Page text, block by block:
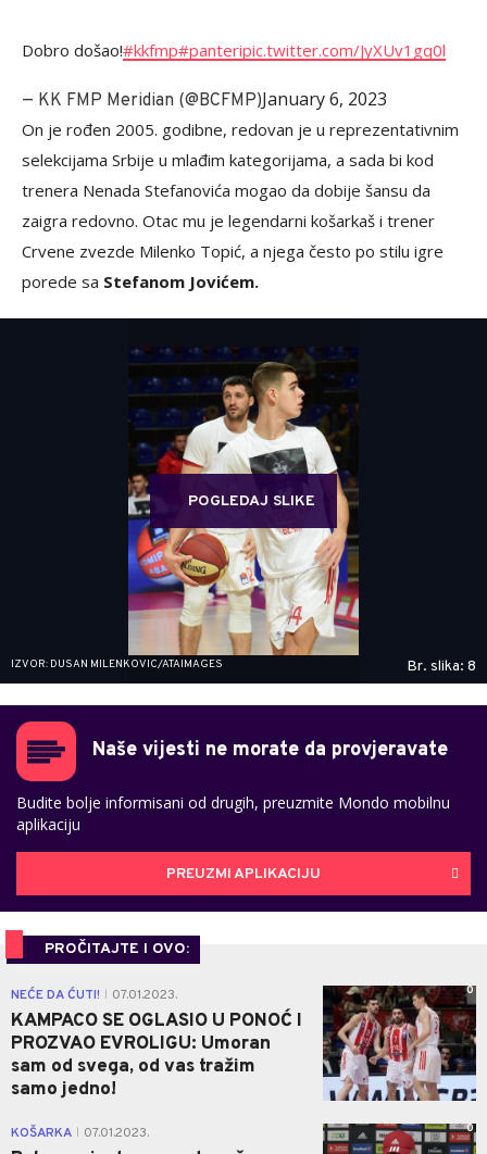
Dobro došao!#kkfmp#panteripic.twitter.com/JyXUv1gq0l
— KK FMP Meridian (@BCFMP)January 6, 2023
On je rođen 2005. godibne, redovan je u reprezentativnim
selekcijama Srbije u mlađim kategorijama, a sada bi kod
trenera Nenada Stefanovića mogao da dobije šansu da
zaigra redovno. Otac mu je legendarni košarkaš i trener
Crvene zvezde Milenko Topić, a njega često po stilu igre
porede sa Stefanom Jovićem.
POGLEDAJ SLIKE
IZVOR: DUSAN MILENKOVIC/ATAIMAGES Br. slika: 8
Naše vijesti ne morate da provjeravate
Budite bolje informisani od drugih, preuzmite Mondo mobilnu
aplikaciju
PREUZMI APLIKACIJU
PROČITAJTE I OVO:
NEĆE DA ĆUTI! 07.01.2023.
KAMPACO SE OGLASIO U PONOĆ I
PROZVAO EVROLIGU: Umoran
sam od svega, od vas tražim
samo jedno!
0
KOŠARKA 07.01.2023. 0